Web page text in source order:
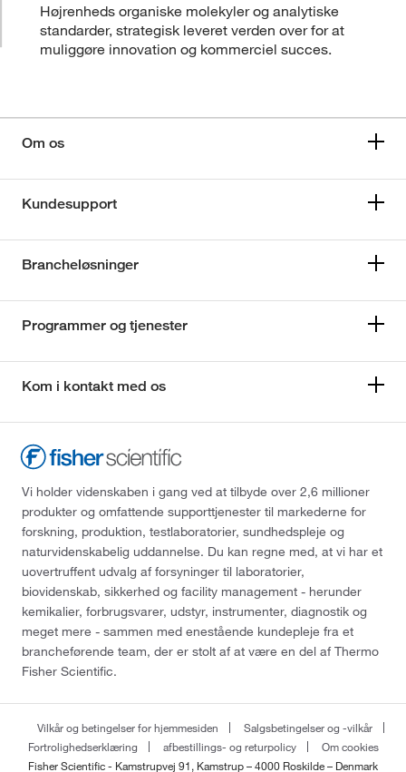
Højrenheds organiske molekyler og analytiske
standarder, strategisk leveret verden over for at
muliggøre innovation og kommerciel succes.
Om os
Kundesupport
Brancheløsninger
Programmer og tjenester
Kom i kontakt med os
Vi holder videnskaben i gang ved at tilbyde over 2,6 millioner
produkter og omfattende supporttjenester til markederne for
forskning, produktion, testlaboratorier, sundhedspleje og
naturvidenskabelig uddannelse. Du kan regne med, at vi har et
uovertruffent udvalg af forsyninger til laboratorier,
biovidenskab, sikkerhed og facility management - herunder
kemikalier, forbrugsvarer, udstyr, instrumenter, diagnostik og
meget mere - sammen med enestående kundepleje fra et
brancheførende team, der er stolt af at være en del af Thermo
Fisher Scientific.
Vilkår og betingelser for hjemmesiden
Salgsbetingelser og -vilkår
Fortrolighedserklæring
afbestillings- og returpolicy
Om cookies
Fisher Scientific - Kamstrupvej 91, Kamstrup – 4000 Roskilde – Denmark